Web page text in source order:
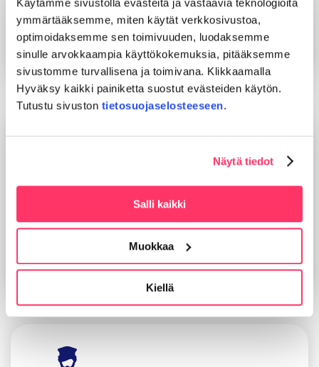
Käytämme sivustolla evästeitä ja vastaavia teknologioita
ymmärtääksemme, miten käytät verkkosivustoa,
optimoidaksemme sen toimivuuden, luodaksemme
sinulle arvokkaampia käyttökokemuksia, pitääksemme
sivustomme turvallisena ja toimivana. Klikkaamalla
Hyväksy kaikki painiketta suostut evästeiden käytön.
Tutustu sivuston tietosuojaselosteeseen.
Näytä tiedot
Salli kaikki
Muokkaa
Kiellä
työterveyshuollon moniammatillisen tiimin
kanssa. Yksilöllinen ohjaus ja neuvonta.
Lue lisää
Työkyvyn tuki
Meillä on tavoitteena työnantajan kanssa tukea
työntekijää työkyvyn ylläpitämisessä ja
Lue lisää